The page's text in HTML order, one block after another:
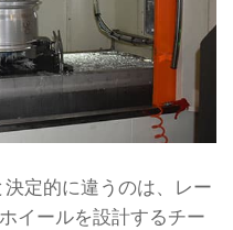
定的に違うのは、レー
イールを設計するチー